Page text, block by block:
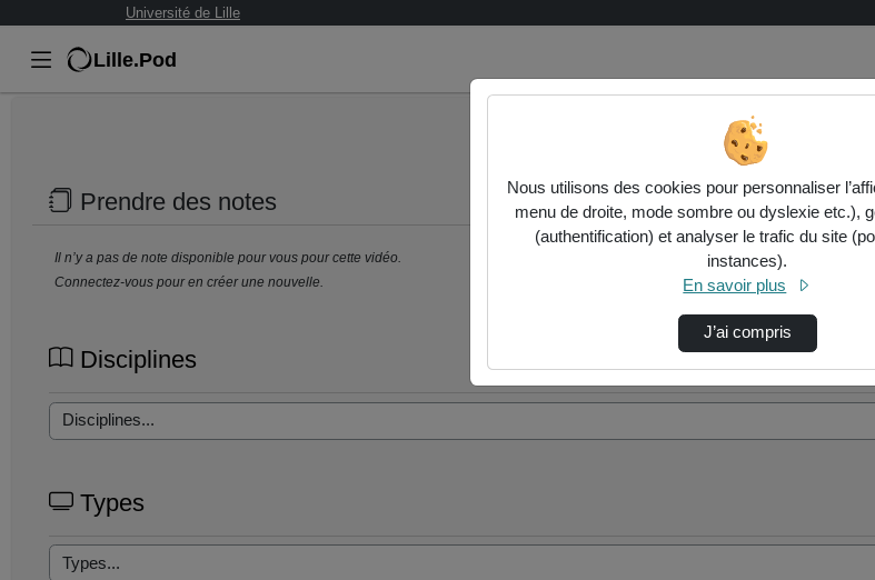
Université de Lille
Lille.Pod
Prendre des notes
Il n’y a pas de note disponible pour vous pour cette vidéo.
Connectez-vous pour en créer une nouvelle.
Disciplines
Types
Nous utilisons des cookies pour personnaliser
menu de droite, mode sombre ou dyslexie etc.),
(authentification) et analyser le trafic du site
instances).
En savoir plus
J’ai compris